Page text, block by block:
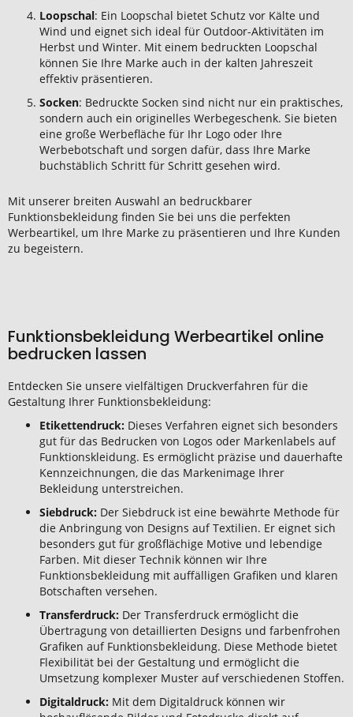
Loopschal: Ein Loopschal bietet Schutz vor Kälte und
Wind und eignet sich ideal für Outdoor-Aktivitäten im
Herbst und Winter. Mit einem bedruckten Loopschal
können Sie Ihre Marke auch in der kalten Jahreszeit
effektiv präsentieren.
Socken: Bedruckte Socken sind nicht nur ein praktisches,
sondern auch ein originelles Werbegeschenk. Sie bieten
eine große Werbefläche für Ihr Logo oder Ihre
Werbebotschaft und sorgen dafür, dass Ihre Marke
buchstäblich Schritt für Schritt gesehen wird.
Mit unserer breiten Auswahl an bedruckbarer
Funktionsbekleidung finden Sie bei uns die perfekten
Werbeartikel, um Ihre Marke zu präsentieren und Ihre Kunden
zu begeistern.
Funktionsbekleidung Werbeartikel online
bedrucken lassen
Entdecken Sie unsere vielfältigen Druckverfahren für die
Gestaltung Ihrer Funktionsbekleidung:
Etikettendruck: Dieses Verfahren eignet sich besonders
gut für das Bedrucken von Logos oder Markenlabels auf
Funktionskleidung. Es ermöglicht präzise und dauerhafte
Kennzeichnungen, die das Markenimage Ihrer
Bekleidung unterstreichen.
Siebdruck: Der Siebdruck ist eine bewährte Methode für
die Anbringung von Designs auf Textilien. Er eignet sich
besonders gut für großflächige Motive und lebendige
Farben. Mit dieser Technik können wir Ihre
Funktionsbekleidung mit auffälligen Grafiken und klaren
Botschaften versehen.
Transferdruck: Der Transferdruck ermöglicht die
Übertragung von detaillierten Designs und farbenfrohen
Grafiken auf Funktionsbekleidung. Diese Methode bietet
Flexibilität bei der Gestaltung und ermöglicht die
Umsetzung komplexer Muster auf verschiedenen Stoffen.
Digitaldruck: Mit dem Digitaldruck können wir